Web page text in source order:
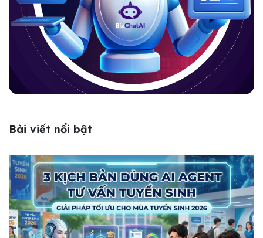
Bài viết nổi bật